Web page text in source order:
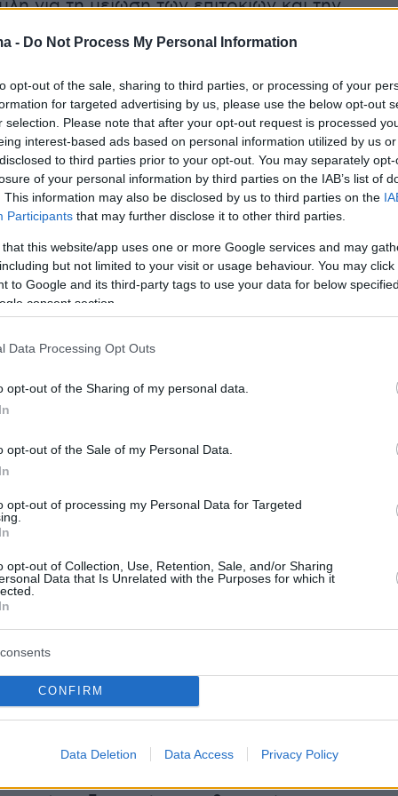
- Do Not Process My Personal Information
opt-out of the sale, sharing to third parties, or processing of your
for targeted advertising by us, please use the below opt-out
selection. Please note that after your opt-out request is processed
interest-based ads based on personal information utilized by us
to third parties prior to your opt-out. You may separately
of your personal information by third parties on the IAB’s list of
This information may also be disclosed by us to third parties on the
Participants that may further disclose it to other third parties.
that this website/app uses one or more Google services and may
but not limited to your visit or usage behaviour. You may
to Google and its third-party tags to use your data for below
consent section.
Data Processing Opt Outs
opt-out of the Sharing of my personal data.
opt-out of the Sale of my Personal Data.
opt-out of processing my Personal Data for Targeted
opt-out of Collection, Use, Retention, Sale, and/or Sharing
Data that Is Unrelated with the Purposes for which it
CONFIRM
Data Deletion Data Access Privacy Policy
για τη μείωση των επιτοκίων και την
στέλεχος της εταιρείας ερευνών ΒΜΙ,
συνδυασμός παραγόντων παίζει ρόλο εν
κλίματος της αγοράς. Ωστόσο, επέμεινε ότι
αυτή είναι απολύτως φυσιολογικές».
πριν από περίπου μιάμιση εβδομάδα
άρχισε να κινείται χαμηλότερα στα μέσα
Αυτό προκλήθηκε από διάφορα
ο Τσέχαμπ στην εκπομπή «Street Signs
η Τράπεζα της Ιαπωνίας προκάλεσε την
carry trade γιέν – δολαρίου σε
ΗΠΑ και ορισμένους δείκτες απασχόλησης
τις αγορές», συμπλήρωσε.
καταγράψαμε σημαντική μεταβλητότητα σε
οι μετοχές, οι οποίες ήταν αρκετά ακριβές,
ότι ένας παράγοντας που φαίνεται να
επενδυτές είναι ότι υπάρχει συνήθως
Ιουλίου και Οκτωβρίου.